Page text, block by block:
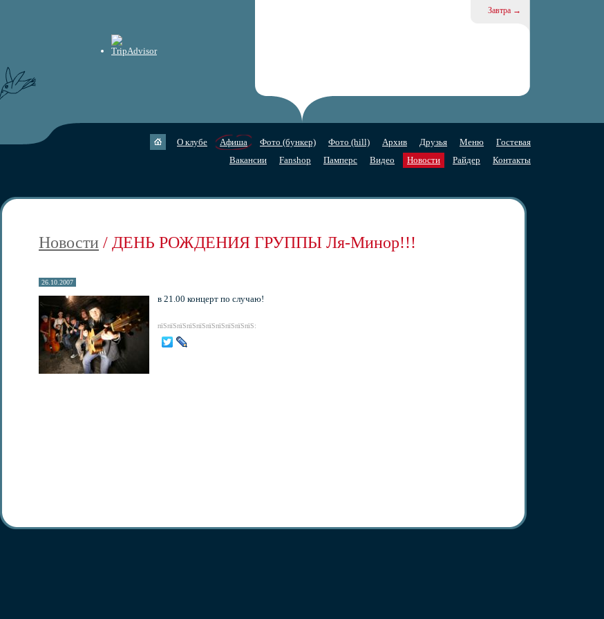
Завтра →
О клубе Афиша Фото (бункер) Фото (hill) Архив Друзья Меню
Гостевая
Вакансии
Fanshop Памперс Видео Новости Райдер Контакты
Новости / ДЕНЬ РОЖДЕНИЯ ГРУППЫ Ля-Минор!!!
26.10.2007
в 21.00 концерт по случаю!
пїЅпїЅпїЅпїЅпїЅпїЅпїЅпїЅпїЅпїЅ: